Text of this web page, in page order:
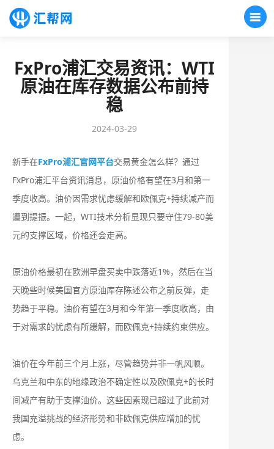
FxPro浦汇交易资讯：WTI
原油在库存数据公布前持
稳
2024-03-29
新手在FxPro浦汇官网平台交易黄金怎么样？通过
FxPro浦汇平台资讯消息，原油价格有望在3月和第一
季度收高。油价因需求忧虑缓解和欧佩克+持续减产而
遭到提振。一起，WTI技术分析显现只要守住79-80美
元的支撑区域，价格还会走高。
原油价格最初在欧洲早盘买卖中跌落近1%，然后在当
天晚些时候美国官方原油库存陈述公布之前反弹，走
势趋于平稳。油价有望在3月和今年第一季度收高，由
于对需求的忧虑有所缓解，而欧佩克+持续约束供应。
油价在今年前三个月上涨，尽管趋势并非一帆风顺。
乌克兰和中东的地缘政治不确定性以及欧佩克+的长时
间减产有助于支撑油价。这些因素现已超过了此前对
我国充溢挑战的经济形势和非欧佩克供应增加的忧
虑。